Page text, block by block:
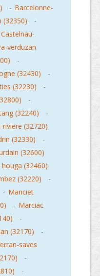
- Barcelonne-
(32350)
-
Castelnau-
verduzan
-
(32430)
-
(32230)
-
-
(32240)
-
riviere (32720)
(32330)
-
(32600)
houga (32460)
(32220)
-
- Manciet
- Marciac
-
(32170)
-
saves
-
-